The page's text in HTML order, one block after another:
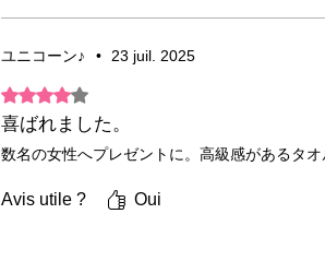
ユニコーン♪ • 23 juil. 2025
Noté 4 sur 5.
喜ばれました。
数名の女性へプレゼントに。高級感があるタオ
Avis utile ? Oui